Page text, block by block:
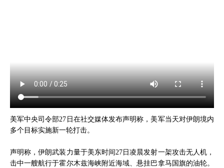
美军中央司令部27日在社交媒体发布声明称，美军当天对伊朗境内
多个目标实施新一轮打击。
声明称，伊朗武装力量于美东时间27日凌晨发射一架攻击无人机，
击中一艘航行于霍尔木兹海峡附近海域、悬挂巴拿马国旗的油轮。